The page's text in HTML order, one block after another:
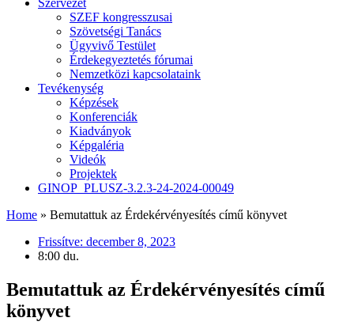
Szervezet
SZEF kongresszusai
Szövetségi Tanács
Ügyvivő Testület
Érdekegyeztetés fórumai
Nemzetközi kapcsolataink
Tevékenység
Képzések
Konferenciák
Kiadványok
Képgaléria
Videók
Projektek
GINOP_PLUSZ-3.2.3-24-2024-00049
Home » Bemutattuk az Érdekérvényesítés című könyvet
Frissítve: december 8, 2023
8:00 du.
Bemutattuk az Érdekérvényesítés című
könyvet